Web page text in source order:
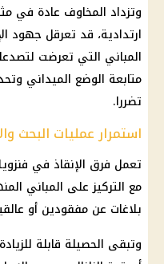
وتزداد المخاوف عادة في
ارتدادية، قد تعرقل جهود
المباني التي تعرضت
متابعة الوضع الميداني
تضررا.
استمرار عمليات البحث
تعمل فرق الإنقاذ في
مع التركيز على المباني
بلاغات عن مفقودين أو
وتبقى الحصيلة قابلة